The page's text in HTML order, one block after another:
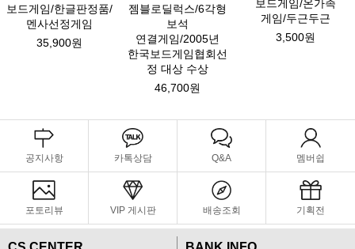
보드게임/한글판정품/
멘사선정게임
35,900원
젬블로딜럭스/6각형
보석
연결게임/2005년
한국보드게임협회선
정 대상 수상
46,700원
보드게임/온가족
게임/두근두근
3,500원
공지사항 카톡상담 Q&A 멤버쉽
포토리뷰 VIP 게시판 배송조회 기획전